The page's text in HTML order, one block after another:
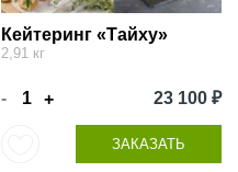
Кейтеринг «Тайху»
2,91 кг
- + 23 100 ₽
ЗАКАЗАТЬ